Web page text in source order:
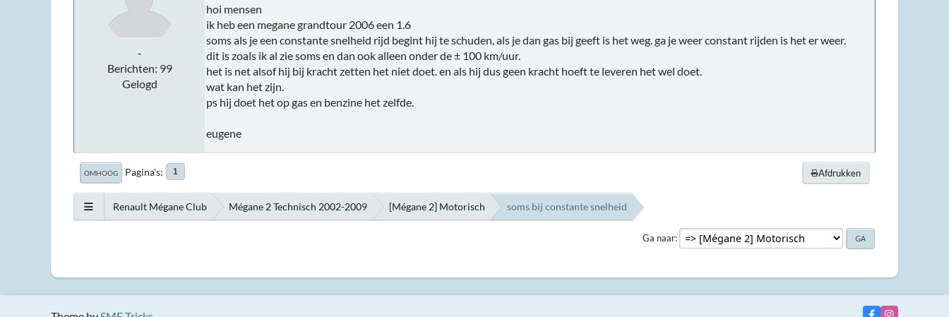
-
Berichten: 99
Gelogd
hoi mensen
ik heb een megane grandtour 2006 een 1.6
soms als je een constante snelheid rijd begint hij te schuden, als je dan gas bij geeft is het weg. ga je weer constant rijden is het er weer.
dit is zoals ik al zie soms en dan ook alleen onder de ± 100 km/uur.
het is net alsof hij bij kracht zetten het niet doet. en als hij dus geen kracht hoeft te leveren het wel doet.
wat kan het zijn.
ps hij doet het op gas en benzine het zelfde.
eugene
Afdrukken
OMHOOG Pagina's 1
Renault Mégane Club Mégane 2 Technisch 2002-2009 [Mégane 2] Motorisch soms bij constante snelheid
Ga naar